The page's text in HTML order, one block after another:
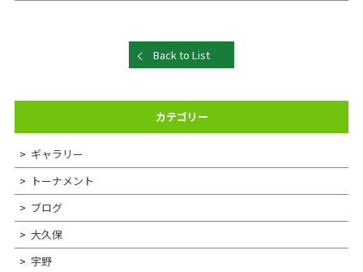
Back to List
カテゴリー
ギャラリー
トーナメント
ブログ
大久保
宇野